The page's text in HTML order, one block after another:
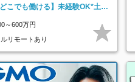
こでも働ける】未経験OK*土日
～600万円
リモートあり